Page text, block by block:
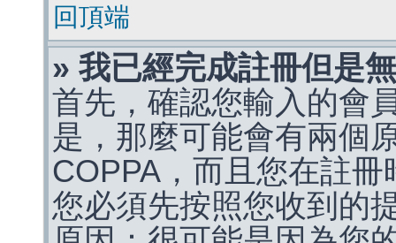
回頂端
» 我已經完成註冊但是
首先，確認您輸入的會
是，那麼可能會有兩個
COPPA，而且您在註
您必須先按照您收到的